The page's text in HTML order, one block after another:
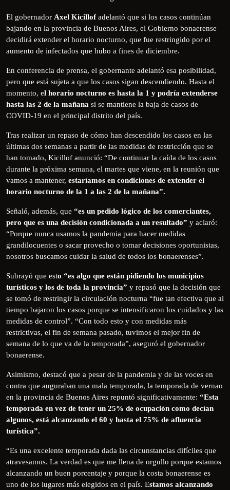
El gobernador Axel Kicillofadelantó que si los casos continúan
bajando en la provincia de Buenos Aires, el Gobierno bonaerense
decidirá extender el horario nocturno, que fue restringido por el
aumento de infectados que hubo a fines de diciembre.
En conferencia de prensa, el gobernante adelantó esa posibilidad,
pero que está sujeta a que los casos sigan descendiendo. Hasta el
momento, el horario nocturno es hasta la 1 y podría extenderse
hasta las 2 de la mañana si se mantiene la baja de casos de
COVID-19 en el principal distrito del país.
Tras realizar un repaso de cómo han descendido los casos en las
últimas dos semanas a partir de las medidas de restricción que se
han tomado, Kicillof anunció: “De continuar la caída de los casos
durante la próxima semana, el martes que viene, en la reunión que
vamos a mantener, estaríamos en condiciones de extender el
horario nocturno de la 1 a las 2 de la mañana”.
Señaló, además, que “es un pedido lógico de los comerciantes,
pero que es una decisión condicionada a un resultado” y aclaró:
“Porque nunca usamos la pandemia para hacer medidas
grandilocuentes o sacar provecho o tomar decisiones oportunistas,
nosotros buscamos cuidar la salud de todos los bonaerenses”.
Subrayó que esto “es algo que están pidiendo los municipios
turísticos y los de toda la provincia” y repasó que la decisión que
se tomó de restringir la circulación nocturna “fue tan efectiva que al
tiempo bajaron los casos porque se intensificaron los cuidados y las
medidas de control”. “Con todo esto y con medidas más
restrictivas, el fin de semana pasado, tuvimos el mejor fin de
semana de lo que va de la temporada”, aseguró el gobernador
bonaerense.
Asimismo, destacó que a pesar de la pandemia y de las voces en
contra que auguraban una mala temporada, la temporada de vernao
en la provincia de Buenos Aires repuntó significativamente: “Esta
temporada en vez de tener un 25% de ocupación como decían
algunos, está alcanzando el 60 y hasta el 75% de afluencia
turística”.
“Es una excelente temporada dada las circunstancias difíciles que
atravesamos. La verdad es que me llena de orgullo porque estamos
alcanzando un buen porcentaje y porque la costa bonaerense es
uno de los lugares más elegidos en el país. Estamos alcanzando